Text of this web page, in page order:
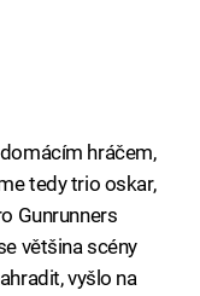
hráčem,
tedy trio oskar,
Gunrunners
většina scény
vyšlo na